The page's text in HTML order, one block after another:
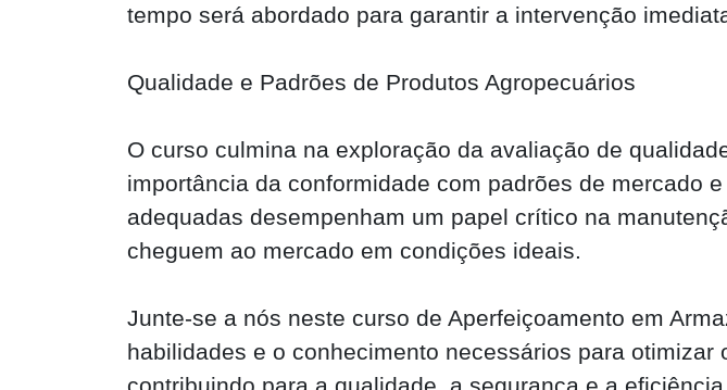
tempo será abordado para garantir a intervenção
Qualidade e Padrões de Produtos Agropecuários
O curso culmina na exploração da avaliação de
importância da conformidade com padrões de mercado
adequadas desempenham um papel crítico na
cheguem ao mercado em condições ideais.
Junte-se a nós neste curso de Aperfeiçoamento em
habilidades e o conhecimento necessários para